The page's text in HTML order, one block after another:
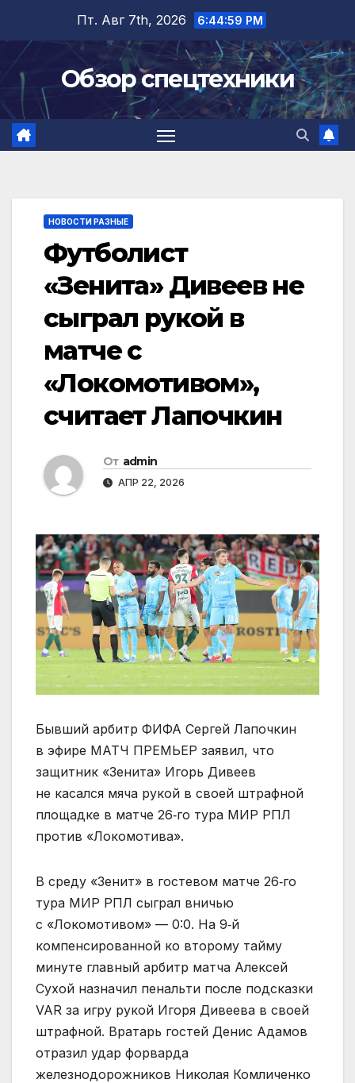
содержимому
Пт. Авг 7th, 2026 6:45:00 PM
Обзор спецтехники
НОВОСТИ РАЗНЫЕ
Футболист
«Зенита» Дивеев не
сыграл рукой в
матче с
«Локомотивом»,
считает Лапочкин
От admin
АПР 22, 2026
Бывший арбитр ФИФА Сергей Лапочкин
в эфире МАТЧ ПРЕМЬЕР заявил, что
защитник «Зенита» Игорь Дивеев
не касался мяча рукой в своей штрафной
площадке в матче 26‑го тура МИР РПЛ
против «Локомотива».
В среду «Зенит» в гостевом матче 26‑го
тура МИР РПЛ сыграл вничью
с «Локомотивом» — 0:0. На 9‑й
компенсированной ко второму тайму
минуте главный арбитр матча Алексей
Сухой назначил пенальти после подсказки
VAR за игру рукой Игоря Дивеева в своей
штрафной. Вратарь гостей Денис Адамов
отразил удар форварда
железнодорожников Николая Комличенко